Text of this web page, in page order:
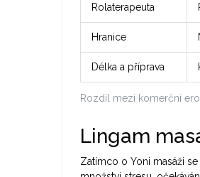
Rozdíl mezi komerční
Rolaterapeuta
Hranice
Délka a příprava
Lingam
Zatímco o Yoni masáži